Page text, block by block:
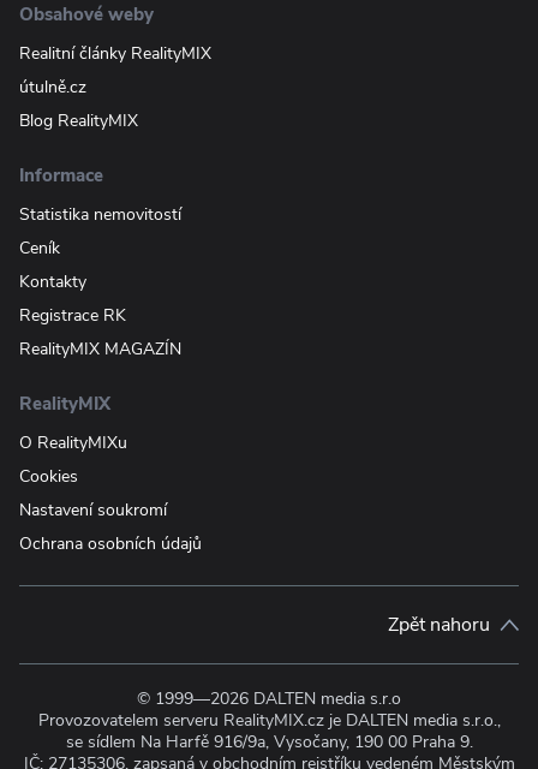
Obsahové weby
Realitní články RealityMIX
útulně.cz
Blog RealityMIX
Informace
Statistika nemovitostí
Ceník
Kontakty
Registrace RK
RealityMIX MAGAZÍN
RealityMIX
O RealityMIXu
Cookies
Nastavení soukromí
Ochrana osobních údajů
Zpět nahoru
© 1999—2026 DALTEN media s.r.o
Provozovatelem serveru RealityMIX.cz je DALTEN media s.r.o.,
se sídlem Na Harfě 916/9a, Vysočany, 190 00 Praha 9.
IČ: 27135306, zapsaná v obchodním rejstříku vedeném Městským